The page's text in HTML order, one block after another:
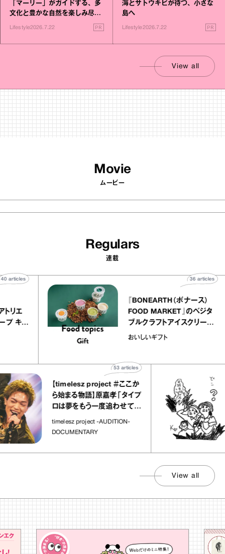
「マーリー」がガイドする、多
文化と豊かな自然を楽しみ尽く
Lifestyle2026.7.22 PR
海とサトウキビが待つ、小さな
島へ
Lifestyle2026.7.22 PR
View all
Movie
ムービー
Regulars
連載
リー アトリエ
ルクレープ キャ
40
『BONEARTH（ボナー
FOOD MARKET』の
ブルクラフトアイスク
｜真野知子の「おいし
おいしいギフト
36
【timelesz project ＃ここか
ら始まる物語】原嘉孝「タイプ
ロは夢をもう一度追わせてく
れた場所」
timelesz project -AUDITION-
DOCUMENTARY
articles
「
社
View all